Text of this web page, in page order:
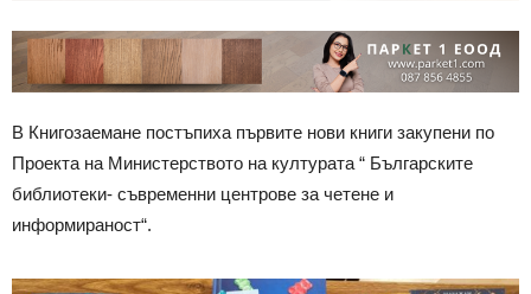
В Книгозаемане постъпиха първите нови книги закупени по
Проекта на Министерството на културата “ Българските
библиотеки- съвременни центрове за четене и
информираност“.